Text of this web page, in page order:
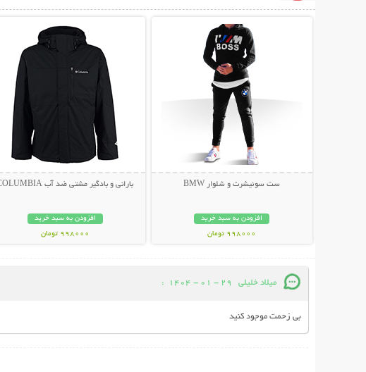
ست سوئیشرت و شلوار BMW
افزودن به سبد خرید
998000 تومان
بارانی و بادگیر مشتی ضد آب COLUMBIA
افزودن به سبد خرید
998000 تومان
میلاد خلیلی 29 - 01 - 1404
:
بی زحمت موجود کنید